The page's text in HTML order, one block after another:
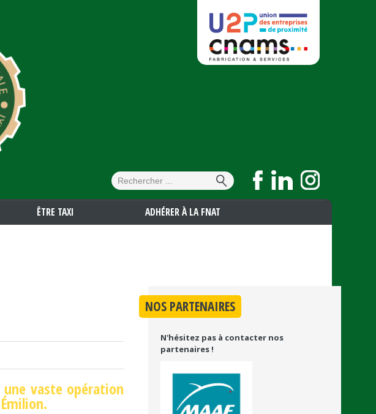
Formulaire de
recherche
Rechercher
ÊTRE TAXI ADHÉRER À LA FNAT
vaste opération
NOS PARTENAIRES
N'hésitez pas à contacter nos
partenaires !